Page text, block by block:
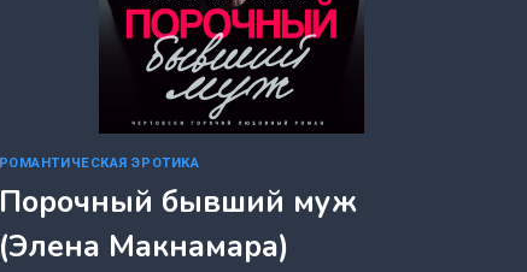
РОМАНТИЧЕСКАЯ ЭРОТИКА
Порочный бывший муж
(Элена Макнамара)